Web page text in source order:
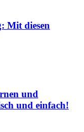
Mit diesen
und
und einfach!